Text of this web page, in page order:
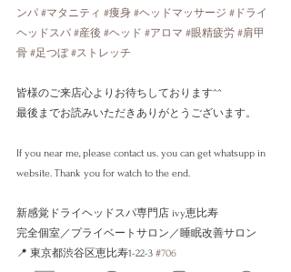
ンパ #マタニティ #痩身 #ヘッドマッサージ #ドライ
ヘッドスパ #産後 #ヘッド #アロマ #眼精疲労 #肩甲
骨 #足つぼ #ストレッチ
皆様のご来店心よりお待ちしております^^
最後までお読みいただきありがとうございます。
If you near me, please contact us. you can get whatsupp in
website. Thank you for watch to the end.
新感覚ドライヘッドスパ専門店 ivy恵比寿
完全個室／プライベートサロン／睡眠改善サロン
📍 東京都渋谷区恵比寿1-22-3 #706